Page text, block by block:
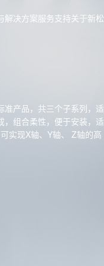
解决方案 服务支持关于新松
准产品，共三个子系列，适
，组合柔性，便于安装，适
实现X轴、Y轴、 Z轴的高